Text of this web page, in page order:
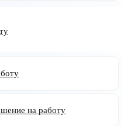
на работу